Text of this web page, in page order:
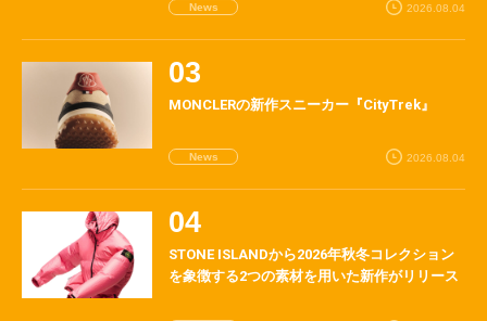
News 2026.08.04
MONCLERの新作スニーカー『CityTrek』
News 2026.08.04
STONE ISLANDから2026年秋冬コレクション
を象徴する2つの素材を用いた新作がリリース